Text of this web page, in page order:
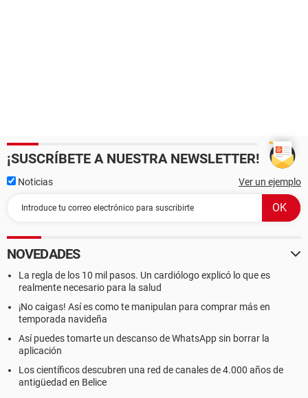
¡SUSCRÍBETE A NUESTRA NEWSLETTER!
Noticias Ver un ejemplo
NOVEDADES
La regla de los 10 mil pasos. Un cardiólogo explicó lo que es
realmente necesario para la salud
¡No caigas! Así es como te manipulan para comprar más en
temporada navideña
Así puedes tomarte un descanso de WhatsApp sin borrar la
aplicación
Los científicos descubren una red de canales de 4.000 años de
antigüedad en Belice